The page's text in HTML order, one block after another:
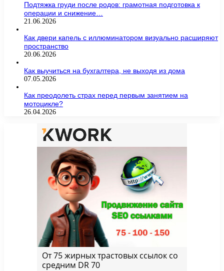
Подтяжка груди после родов: грамотная подготовка к
операции и снижение…
21.06.2026
Как двери капель с иллюминатором визуально расширяют
пространство
20.06.2026
Как выучиться на бухгалтера, не выходя из дома
07.05.2026
Как преодолеть страх перед первым занятием на
мотоцикле?
26.04.2026